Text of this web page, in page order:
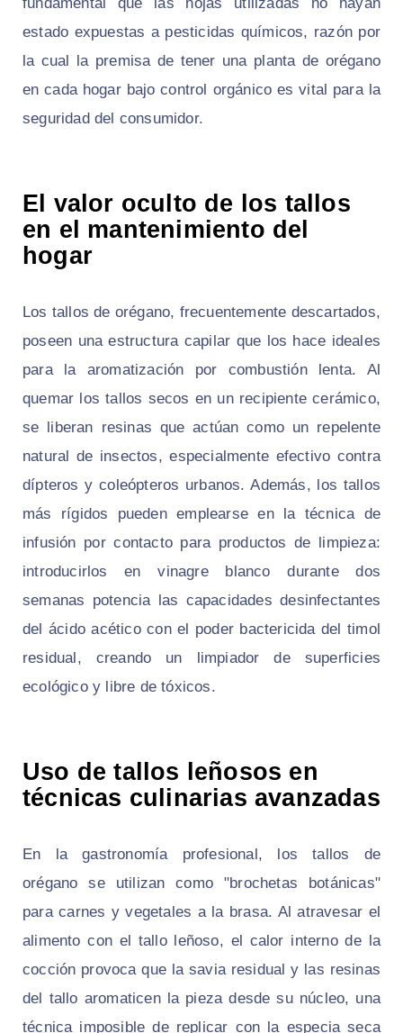
estado expuestas a pesticidas químicos, razón por
la cual la premisa de tener una planta de orégano
en cada hogar bajo control orgánico es vital para la
seguridad del consumidor.
El valor oculto de los tallos
en el mantenimiento del
hogar
Los tallos de orégano, frecuentemente descartados,
poseen una estructura capilar que los hace ideales
para la aromatización por combustión lenta. Al
quemar los tallos secos en un recipiente cerámico,
se liberan resinas que actúan como un repelente
natural de insectos, especialmente efectivo contra
dípteros y coleópteros urbanos. Además, los tallos
más rígidos pueden emplearse en la técnica de
infusión por contacto para productos de limpieza:
introducirlos en vinagre blanco durante dos
semanas potencia las capacidades desinfectantes
del ácido acético con el poder bactericida del timol
residual, creando un limpiador de superficies
ecológico y libre de tóxicos.
Uso de tallos leñosos en
técnicas culinarias avanzadas
En la gastronomía profesional, los tallos de
orégano se utilizan como "brochetas botánicas"
para carnes y vegetales a la brasa. Al atravesar el
alimento con el tallo leñoso, el calor interno de la
cocción provoca que la savia residual y las resinas
del tallo aromaticen la pieza desde su núcleo, una
técnica imposible de replicar con la especia seca